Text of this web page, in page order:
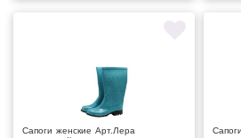
Сапоги женские Арт.Лера